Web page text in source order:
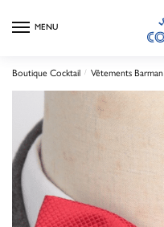
MENU
Boutique Cocktail / Vêtements Barman